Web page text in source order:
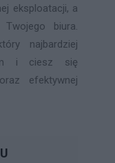
eksploatacji, a
biura.
najbardziej
i ciesz się
efektywnej